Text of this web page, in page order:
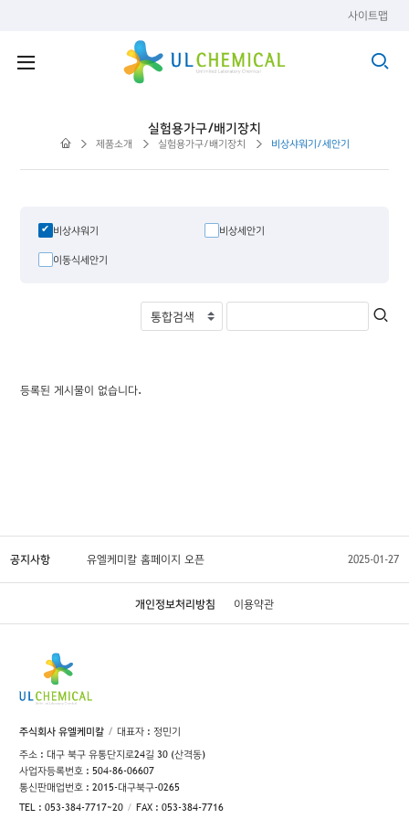
사이트맵
실험용가구/배기장치
제품소개 실험용가구/배기장치 비상샤워기/세안기
비상샤워기
비상세안기
이동식세안기
등록된 게시물이 없습니다.
공지사항 유엘케미칼 홈페이지 오픈 2025-01-27
개인정보처리방침 이용약관
주식회사 유엘케미칼
대표자 : 정민기
주소 : 대구 북구 유통단지로24길 30 (산격동)
사업자등록번호 : 504-86-06607
통신판매업번호 : 2015-대구북구-0265
TEL : 053-384-7717~20
FAX : 053-384-7716